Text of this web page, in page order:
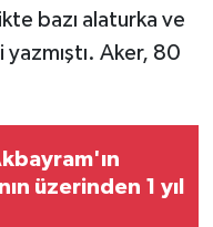
bazı alaturka ve
yazmıştı. Aker, 80
üzerinden 1 yıl